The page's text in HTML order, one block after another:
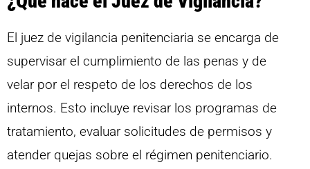
El juez de vigilancia penitenciaria se encarga de
supervisar el cumplimiento de las penas y de
velar por el respeto de los derechos de los
internos. Esto incluye revisar los programas de
tratamiento, evaluar solicitudes de permisos y
atender quejas sobre el régimen penitenciario.